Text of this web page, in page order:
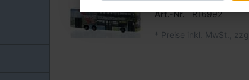
BVG Berlin "Tropical
Art.-Nr. R16992
* Preise inkl. MwSt.,